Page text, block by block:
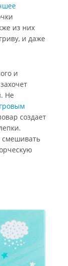
из них
и даже
и
Не
создает
смешивать